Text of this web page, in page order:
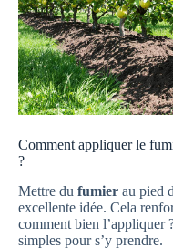
Comment appliquer le
?
Mettre du fumier au pied
excellente idée. Cela
comment bien l’appliquer
simples pour s’y prendre.